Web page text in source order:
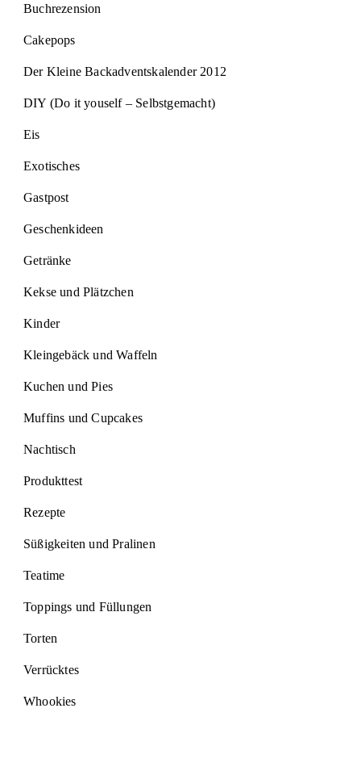
Buchrezension
Cakepops
Der Kleine Backadventskalender 2012
DIY (Do it youself – Selbstgemacht)
Eis
Exotisches
Gastpost
Geschenkideen
Getränke
Kekse und Plätzchen
Kinder
Kleingebäck und Waffeln
Kuchen und Pies
Muffins und Cupcakes
Nachtisch
Produkttest
Rezepte
Süßigkeiten und Pralinen
Teatime
Toppings und Füllungen
Torten
Verrücktes
Whookies